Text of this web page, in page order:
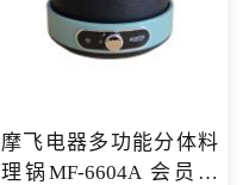
摩飞电器多功能分体料
理锅MF-6604A 会员专